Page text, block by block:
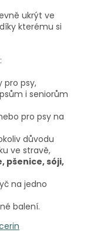
ukrýt ve
kterému si
pro psy,
i seniorům
pro psy na
důvodu
ve stravě,
pšenice, sóji,
na jedno
balení.